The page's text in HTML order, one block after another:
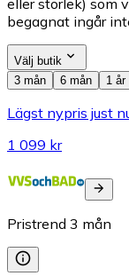
eller storlek) som
begagnat ingår
Välj butik
3 mån
6 mån 1 år
Lägst nypris just
1 099 kr
Pristrend 3 mån